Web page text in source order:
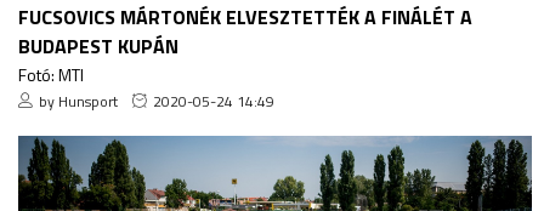
FUCSOVICS MÁRTONÉK ELVESZTETTÉK A FINÁLÉT A
BUDAPEST KUPÁN
Fotó: MTI
by Hunsport 2020-05-24 14:49